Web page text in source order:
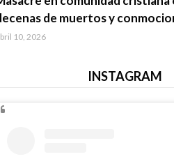
de muertos y
10, 2026
INSTAGRAM